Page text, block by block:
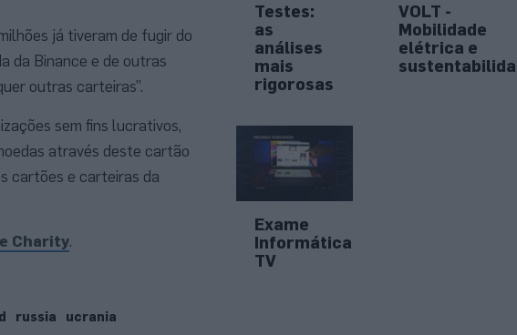
já tiveram de fugir do
da Binance e de outras
outras carteiras”.
sem fins lucrativos,
através deste cartão
cartões e carteiras da
Charity.
russia ucrania
Testes:
as
análises
mais
rigorosas
VOLT -
Mobilidade
elétrica e
Exame
Informática
TV